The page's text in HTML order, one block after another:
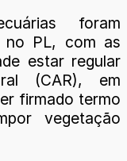
foram
no PL, com as
estar regular
(CAR), em
firmado termo
vegetação